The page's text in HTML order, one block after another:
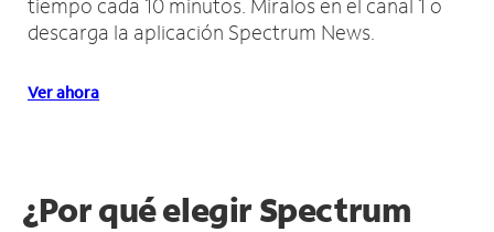
descarga la aplicación Spectrum News.
Ver ahora
¿Por qué elegir Spectrum